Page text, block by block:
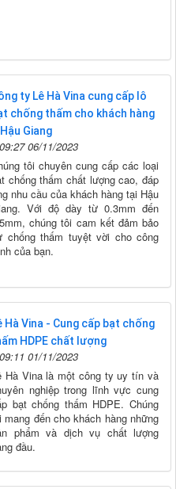
ty Lê Hà Vina cung cấp lô
chống thấm cho khách hàng
Giang
09:27 06/11/2023
tôi chuyên cung cấp các loại
chống thấm chất lượng cao, đáp
nhu cầu của khách hàng tại Hậu
Với độ dày từ 0.3mm đến
chúng tôi cam kết đảm bảo
chống thấm tuyệt vời cho công
của bạn.
Hà Vina - Cung cấp bạt chống
HDPE chất lượng
09:11 01/11/2023
Hà Vina là một công ty uy tín và
nghiệp trong lĩnh vực cung
bạt chống thấm HDPE. Chúng
mang đến cho khách hàng những
phẩm và dịch vụ chất lượng
đầu.